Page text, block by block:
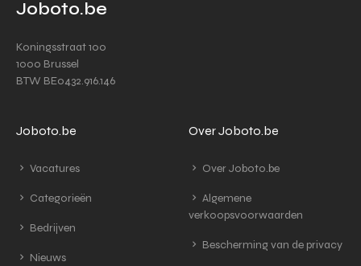
Joboto.be
Koningsstraat 100
1000 Brussel
BTW BE0432.916.146
Joboto.be
Vacatures
Categorieën
Bedrijven
Nieuws
Over Joboto.be
Over Joboto.be
Algemene
verkoopsvoorwaarden
Bescherming van de privacy